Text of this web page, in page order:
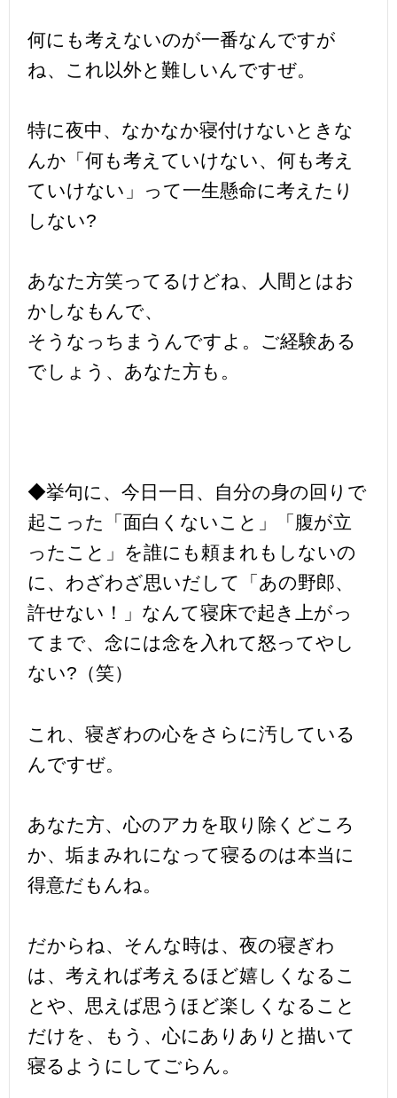
何にも考えないのが一番なんですが
ね、これ以外と難しいんですぜ。
特に夜中、なかなか寝付けないときな
んか「何も考えていけない、何も考え
ていけない」って一生懸命に考えたり
しない?
あなた方笑ってるけどね、人間とはお
かしなもんで、
そうなっちまうんですよ。ご経験ある
でしょう、あなた方も。
◆挙句に、今日一日、自分の身の回りで
起こった「面白くないこと」「腹が立
ったこと」を誰にも頼まれもしないの
に、わざわざ思いだして「あの野郎、
許せない！」なんて寝床で起き上がっ
てまで、念には念を入れて怒ってやし
ない?（笑）
これ、寝ぎわの心をさらに汚している
んですぜ。
あなた方、心のアカを取り除くどころ
か、垢まみれになって寝るのは本当に
得意だもんね。
だからね、そんな時は、夜の寝ぎわ
は、考えれば考えるほど嬉しくなるこ
とや、思えば思うほど楽しくなること
だけを、もう、心にありありと描いて
寝るようにしてごらん。